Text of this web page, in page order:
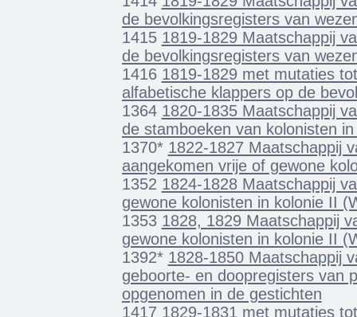
de bevolkingsregisters van
1415 1819-1829 Maatschappij
de bevolkingsregisters van
1416 1819-1829 met mutaties
alfabetische klappers op de
1364 1820-1835 Maatschappij
de stamboeken van kolonisten
1370* 1822-1827 Maatschappij
aangekomen vrije of gewone
1352 1824-1828 Maatschappij
gewone kolonisten in kolonie II
1353 1828, 1829 Maatschappij
gewone kolonisten in kolonie II
1392* 1828-1850 Maatschappij
geboorte- en doopregisters van
opgenomen in de gestichten
1417 1829-1831 met mutaties